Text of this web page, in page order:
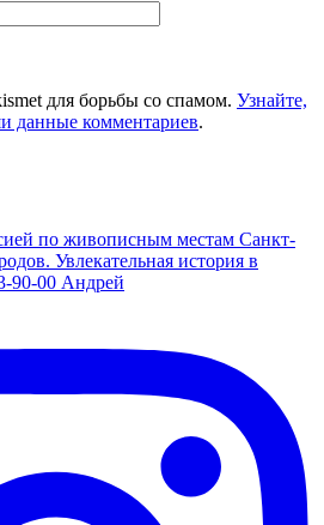
для борьбы со спамом. Узнайте,
данные комментариев.
по живописным местам Санкт-
Увлекательная история в
90-00 Андрей